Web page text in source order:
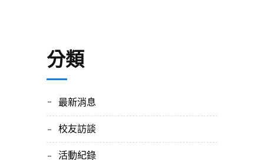
分類
最新消息
校友訪談
活動紀錄